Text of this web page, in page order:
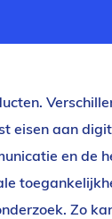
eisen aan
en de
Zo